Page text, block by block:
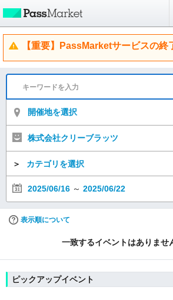
【重要】PassMarketサービスの終
開催地を選択
株式会社クリーブラッツ
＞ カテゴリを選択
2025/06/16 ～ 2025/06/22
表示順について
一致するイベントはありませ
ピックアップイベント